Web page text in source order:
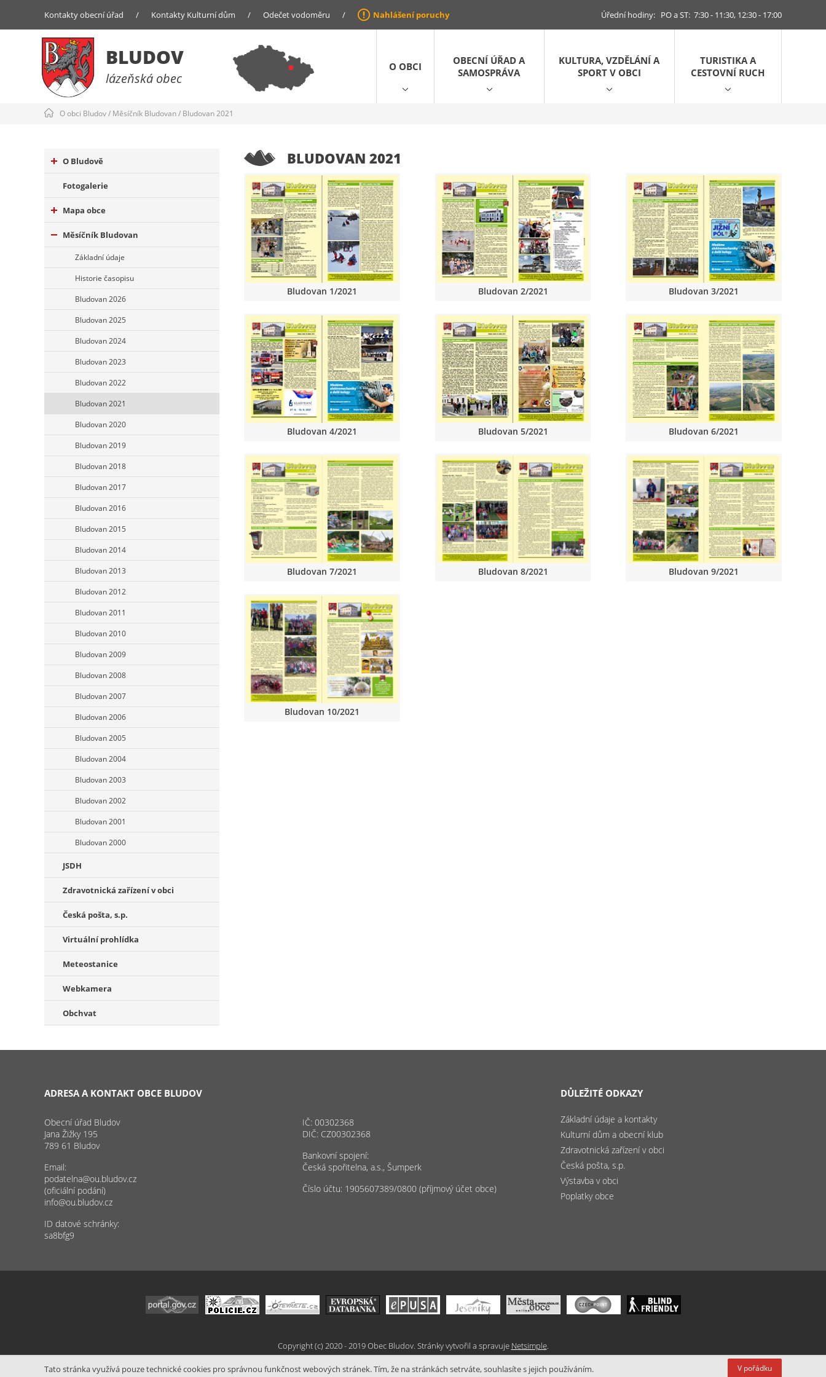
Kontakty obecní úřad / Kontakty Kulturní dům / Odečet vodoměru / Nahlášení poruchy Úřední hodiny: PO a ST: 7:30 - 11:30, 12:30 - 17:00
BLUDOV
lázeňská obec
O OBCI
OBECNÍ ÚŘAD A
SAMOSPRÁVA
KULTURA, VZDĚLÁNÍ A
SPORT V OBCI
TURISTIKA A
CESTOVNÍ RUCH
O obci Bludov/ Měsíčník Bludovan/ Bludovan 2021
O Bludově
Fotogalerie
Mapa obce
Měsíčník Bludovan
Základní údaje
Historie časopisu
Bludovan 2026
Bludovan 2025
Bludovan 2024
Bludovan 2023
Bludovan 2022
Bludovan 2021
Bludovan 2020
Bludovan 2019
Bludovan 2018
Bludovan 2017
Bludovan 2016
Bludovan 2015
Bludovan 2014
Bludovan 2013
Bludovan 2012
Bludovan 2011
Bludovan 2010
Bludovan 2009
Bludovan 2008
Bludovan 2007
Bludovan 2006
Bludovan 2005
Bludovan 2004
Bludovan 2003
Bludovan 2002
Bludovan 2001
Bludovan 2000
JSDH
Zdravotnická zařízení v obci
Česká pošta, s.p.
Virtuální prohlídka
Meteostanice
Webkamera
Obchvat
BLUDOVAN 2021
Bludovan 1/2021 Bludovan 2/2021 Bludovan 3/2021
Bludovan 4/2021 Bludovan 5/2021 Bludovan 6/2021
Bludovan 7/2021 Bludovan 8/2021 Bludovan 9/2021
Bludovan 10/2021
ADRESA A KONTAKT OBCE BLUDOV
Obecní úřad Bludov
Jana Žižky 195
789 61 Bludov
Email:
podatelna@ou.bludov.cz
(oficiální podání)
info@ou.bludov.cz
ID datové schránky:
sa8bfg9
IČ: 00302368
DIČ: CZ00302368
Bankovní spojení:
Česká spořitelna, a.s., Šumperk
Číslo účtu: 1905607389/0800 (příjmový účet obce)
DŮLEŽITÉ ODKAZY
Základní údaje a kontakty
Kulturní dům a obecní klub
Zdravotnická zařízení v obci
Česká pošta, s.p.
Výstavba v obci
Poplatky obce
Copyright (c) 2020 - 2019 Obec Bludov. Stránky vytvořil a spravuje Netsimple.
Tato stránka využívá pouze technické cookies pro správnou funkčnost webových stránek. Tím, že na stránkách setrváte, souhlasíte s jejich používáním. V pořádku